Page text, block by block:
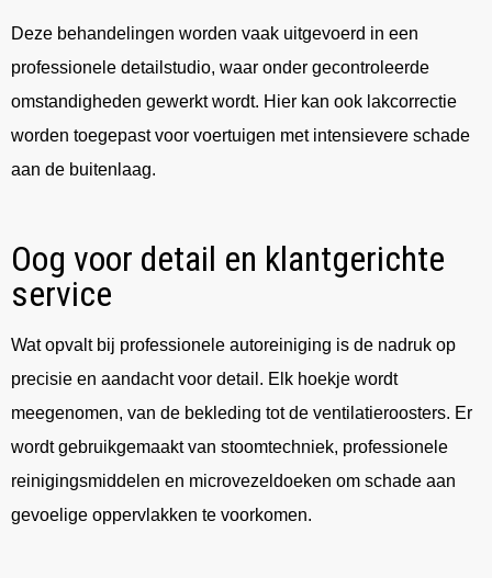
Deze behandelingen worden vaak uitgevoerd in een
professionele detailstudio, waar onder gecontroleerde
omstandigheden gewerkt wordt. Hier kan ook lakcorrectie
worden toegepast voor voertuigen met intensievere schade
aan de buitenlaag.
Oog voor detail en klantgerichte
service
Wat opvalt bij professionele autoreiniging is de nadruk op
precisie en aandacht voor detail. Elk hoekje wordt
meegenomen, van de bekleding tot de ventilatieroosters. Er
wordt gebruikgemaakt van stoomtechniek, professionele
reinigingsmiddelen en microvezeldoeken om schade aan
gevoelige oppervlakken te voorkomen.